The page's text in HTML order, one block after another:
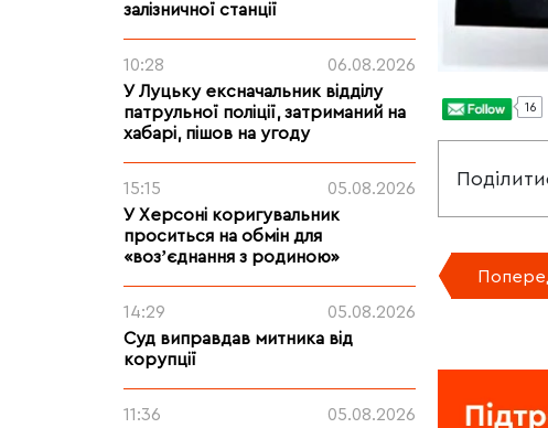
залізничної станції
10:28
06.08.2026
У Луцьку ексначальник відділу
патрульної поліції, затриманий на
хабарі, пішов на угоду
15:15
05.08.2026
У Херсоні коригувальник
проситься на обмін для
«возʼєднання з родиною»
14:29
05.08.2026
Суд виправдав митника від
корупції
11:36
05.08.2026
16